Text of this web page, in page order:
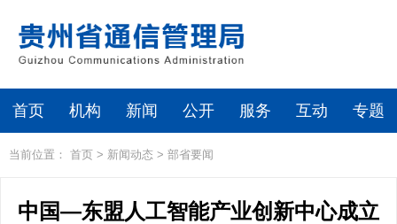
首页 机构 新闻 公开 服务 互动 专题
当前位置： 首页 > 新闻动态 > 部省要闻
中国—东盟人工智能产业创新中心成立